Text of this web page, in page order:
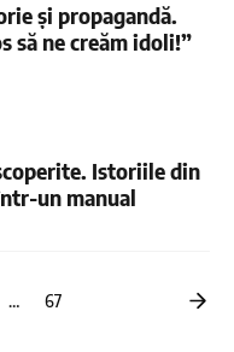
și propagandă.
să ne creăm idoli!”
Istoriile din
un manual
… 67